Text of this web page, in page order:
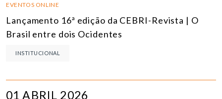
EVENTOS ONLINE
Lançamento 16ª edição da CEBRI-Revista | O
Brasil entre dois Ocidentes
INSTITUCIONAL
01 ABRIL 2026